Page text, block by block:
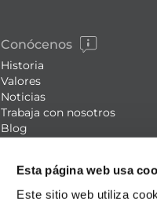
Esta página web usa
Este sitio web utiliza
Conócenos
Historia
Valores
Noticias
Trabaja con nosotros
Blog